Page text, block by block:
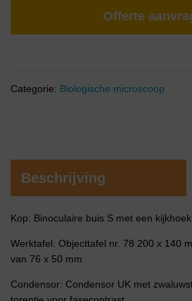
Offerte
Categorie: Biologische microscoop
Beschrijving
Kop: Binoculaire buis S met een
Werktafel: Objecttafel nr. 78 200 x 140
van 76 x 50 mm
Condensor: Condensor UK met